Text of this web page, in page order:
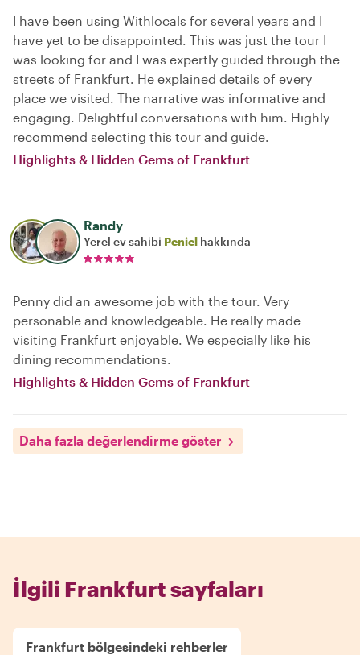
I have been using Withlocals for several years and I
have yet to be disappointed. This was just the tour I
was looking for and I was expertly guided through the
streets of Frankfurt. He explained details of every
place we visited. The narrative was informative and
engaging. Delightful conversations with him. Highly
recommend selecting this tour and guide.
Highlights & Hidden Gems of Frankfurt
Randy
Yerel ev sahibi Peniel hakkında
Penny did an awesome job with the tour. Very
personable and knowledgeable. He really made
visiting Frankfurt enjoyable. We especially like his
dining recommendations.
Highlights & Hidden Gems of Frankfurt
Daha fazla değerlendirme göster
İlgili Frankfurt sayfaları
Frankfurt bölgesindeki rehberler